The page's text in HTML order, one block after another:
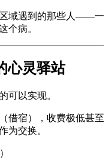
域遇到的那些人——一
个病。
心灵驿站
可以实现。
借宿），收费极低甚至
为交换。